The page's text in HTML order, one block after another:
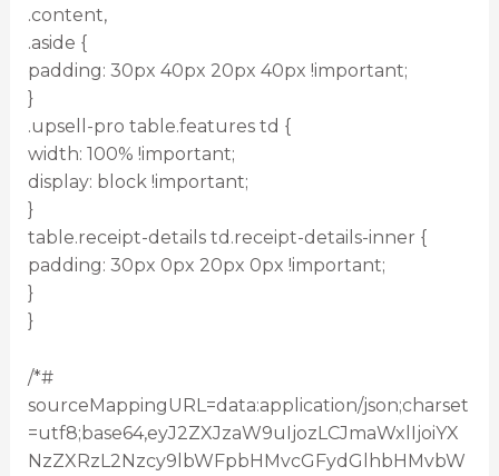
.content,
.aside {
padding: 30px 40px 20px 40px !important;
}
.upsell-pro table.features td {
width: 100% !important;
display: block !important;
}
table.receipt-details td.receipt-details-inner {
padding: 30px 0px 20px 0px !important;
}
}
/*#
sourceMappingURL=data:application/json;charset
=utf8;base64,eyJ2ZXJzaW9uIjozLCJmaWxlIjoiYX
NzZXRzL2Nzcy9lbWFpbHMvcGFydGlhbHMvbW